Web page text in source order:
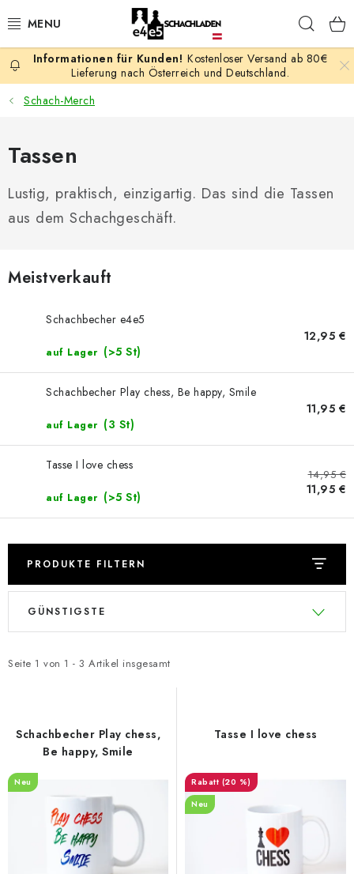
Inhalt
AKTION
SCHACHSPIELE
SCHACHFIGUREN
SCHACHBRETTER
SCHACHBÜCHER
SCHACH-ANTIQUITÄTENLADEN
SCHACH ONLINE
SCHACH-MERCH
KONTAKT
Kontakt FAQ Über uns
Geschäftsbedingungen
Kostenloser Versand ab 80€
Lieferung nach Österreich und Deutschland.
Schach-Merch
Tassen
Lustig, praktisch, einzigartig. Das sind die Tassen
aus dem Schachgeschäft.
Meistverkauft
Schachbecher e4e5
auf Lager (>5 St)
12,95 €
Schachbecher Play chess, Be happy, Smile
auf Lager (3 St)
11,95 €
Tasse I love chess
auf Lager (>5 St)
14,95 €
11,95 €
PRODUKTE FILTERN
L
t
e
P
r
Seite 1 von 1 - 3 Artikel insgesamt
P
d
o
r
GÜNSTIGSTE
Schachbecher Play chess,
Be happy, Smile
Neu
Tasse I love chess
(20 %)
Neu